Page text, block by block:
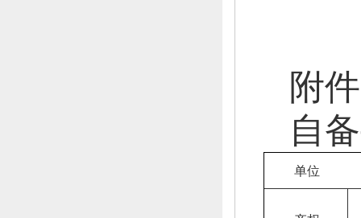
附件
自
单位